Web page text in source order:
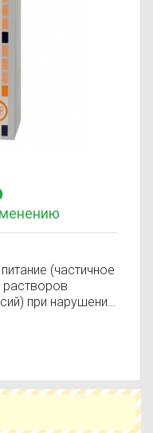
(частичное
растворов
при нарушении